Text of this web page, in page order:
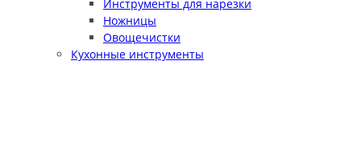
Инструменты для нарезки
Ножницы
Овощечистки
Кухонные инструменты